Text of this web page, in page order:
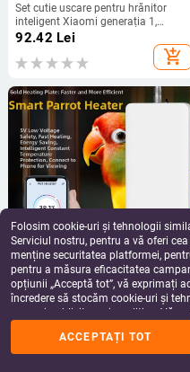
Set cutie uscare pentru hrănitor
inteligent Xiaomi generația 1,
plastic, 24 bucăți, pentru acvariu
92.42 Lei
add_shopping_cart
Încălzitor inteligent pentru papagali
cu control automat al temperaturii
și temporizator — carcasă din
plastic, nu este importat, set
brand Peaceful treasure, compatibil
cu acvariu
179.42Lei
add_shopping_cart
Folosim cookie-uri și tehnologii
Serviciul nostru, pentru a vă oferi
menține securitatea platformei,
pentru a măsura eficacitatea
opțiunii „Acceptă tot”, vă exprimați
încredere să stocăm cookie-uri și
scopuri publicitare și analitice. Vă
făcând clic pe „Gestionează
rugăm să consultațiPolitica
ACCEPTAȚI TOT